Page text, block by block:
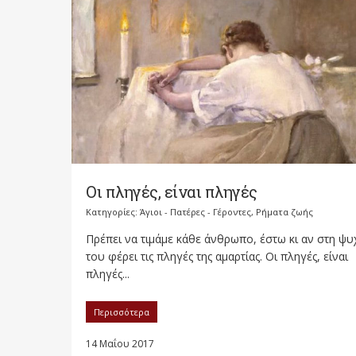
Οι πληγές, είναι πληγές
Κατηγορίες: Άγιοι - Πατέρες - Γέροντες, Ρήματα ζωής
Πρέπει να τιμάμε κάθε άνθρωπο, έστω κι αν στη
του φέρει τις πληγές της αμαρτίας. Οι πληγές, είναι
πληγές...
Περισσότερα
14 Μαΐου 2017